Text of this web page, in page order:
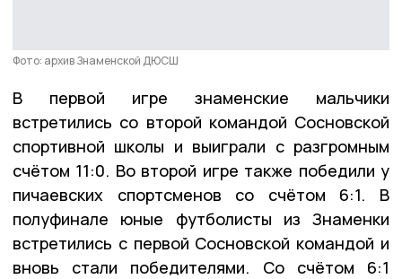
Фото: архив Знаменской ДЮСШ
В первой игре знаменские мальчики
встретились со второй командой Сосновской
спортивной школы и выиграли с разгромным
счётом 11:0. Во второй игре также победили у
пичаевских спортсменов со счётом 6:1. В
полуфинале юные футболисты из Знаменки
встретились с первой Сосновской командой и
вновь стали победителями. Со счётом 6:1